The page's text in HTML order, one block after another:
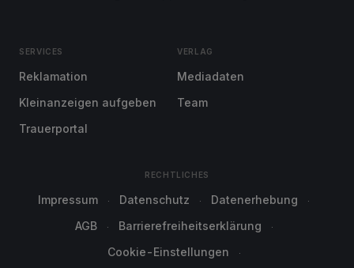
SERVICES
Reklamation
Kleinanzeigen aufgeben
Trauerportal
VERLAG
Mediadaten
Team
RECHTLICHES
Impressum Datenschutz
Datenerhebung
AGB
Barrierefreiheitserklärung
Cookie-Einstellungen